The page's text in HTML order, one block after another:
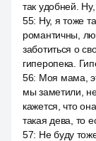
так удобней.
55: Ну, я тоже
романтичны,
заботиться о
гиперопека.
56: Моя мама,
мы заметили,
кажется, что
такая дева, то
57: Не буду